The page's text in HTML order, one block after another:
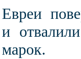
Евреи
и
марок.